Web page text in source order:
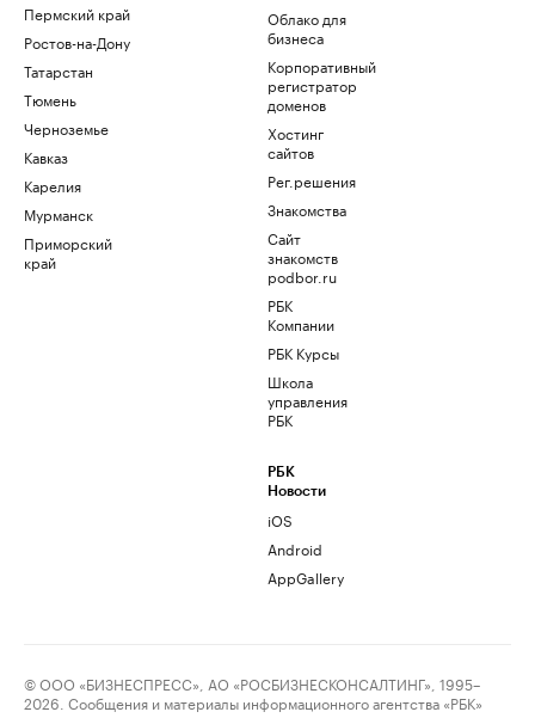
Пермский край
Ростов-на-Дону
Татарстан
Тюмень
Черноземье
Кавказ
Карелия
Мурманск
Приморский
край
Облако для
бизнеса
Корпоративный
регистратор
доменов
Хостинг
сайтов
Рег.решения
Знакомства
Сайт
знакомств
podbor.ru
РБК
Компании
РБК Курсы
Школа
управления
РБК
РБК
Новости
iOS
Android
AppGallery
© ООО «БИЗНЕСПРЕСС», АО «РОСБИЗНЕСКОНСАЛТИНГ», 1995–
2026. Сообщения и материалы информационного агентства «РБК»